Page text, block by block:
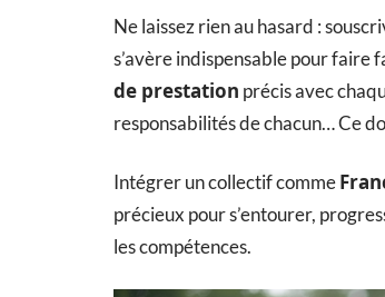
Ne laissez rien au hasard :
s’avère indispensable pour faire
de prestation précis avec
responsabilités de chacun… Ce
Intégrer un collectif comme
précieux pour s’entourer,
les compétences.